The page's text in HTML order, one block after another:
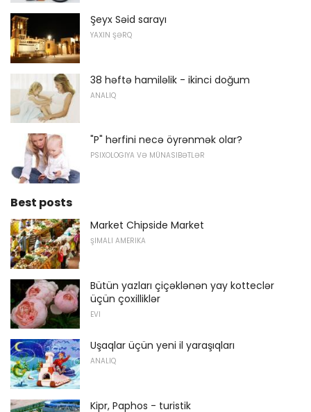
Şeyx Səid sarayı
YAXIN ŞƏRQ
38 həftə hamiləlik - ikinci doğum
ANALIQ
"P" hərfini necə öyrənmək olar?
PSIXOLOGIYA VƏ MÜNASIBƏTLƏR
Best posts
Market Chipside Market
ŞIMALI AMERIKA
Bütün yazları çiçəklənən yay kotteclər
üçün çoxilliklər
EVI
Uşaqlar üçün yeni il yaraşıqları
ANALIQ
Kipr, Paphos - turistik